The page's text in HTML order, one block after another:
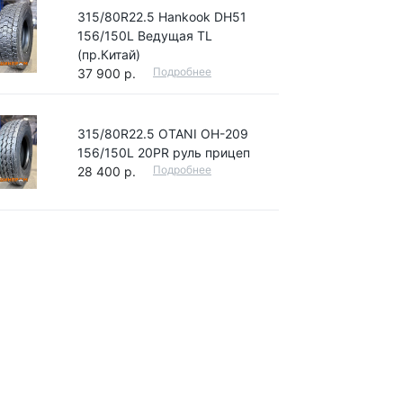
315/80R22.5 Hankook DH51
156/150L Ведущая TL
(пр.Китай)
37 900 р.
Подробнее
315/80R22.5 OTANI OH-209
156/150L 20PR руль прицеп
28 400 р.
Подробнее